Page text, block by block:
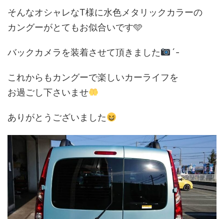
そんなオシャレなT様に水色メタリックカラーの
カングーがとてもお似合いです🩵
バックカメラを装着させて頂きました ´-
これからもカングーで楽しいカーライフを
お過ごし下さいませ
ありがとうございました